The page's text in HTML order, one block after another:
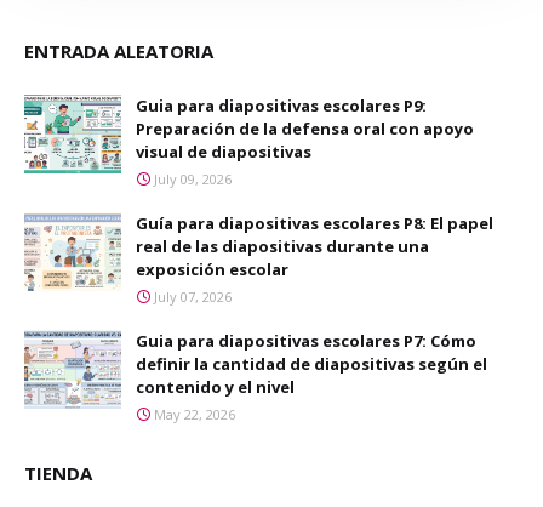
ENTRADA ALEATORIA
Guia para diapositivas escolares P9:
Preparación de la defensa oral con apoyo
visual de diapositivas
July 09, 2026
Guía para diapositivas escolares P8: El papel
real de las diapositivas durante una
exposición escolar
July 07, 2026
Guia para diapositivas escolares P7: Cómo
definir la cantidad de diapositivas según el
contenido y el nivel
May 22, 2026
TIENDA